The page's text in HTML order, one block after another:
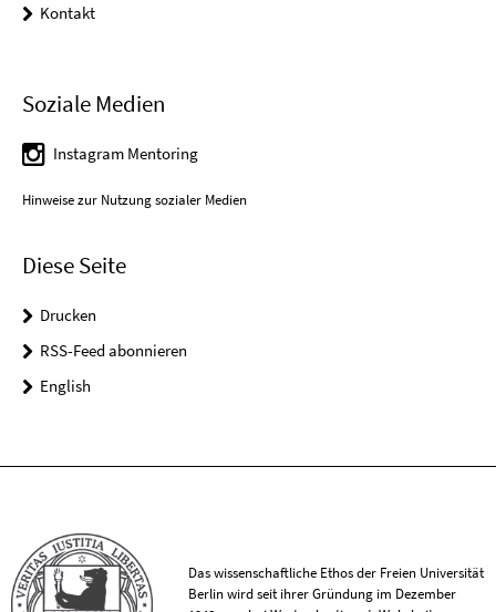
Kontakt
Soziale Medien
Instagram Mentoring
Hinweise zur Nutzung sozialer Medien
Diese Seite
Drucken
RSS-Feed abonnieren
English
Das wissenschaftliche Ethos der Freien Universität
Berlin wird seit ihrer Gründung im Dezember